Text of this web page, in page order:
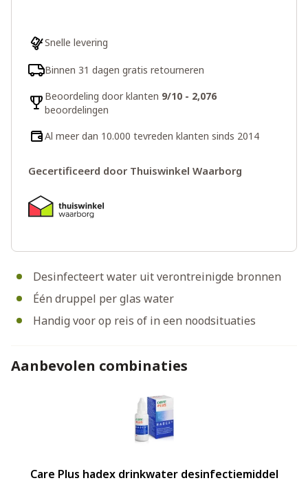
Desinfecteert water uit verontreinigde bronnen
Één druppel per glas water
Handig voor op reis of in een noodsituaties
Snelle levering
Binnen 31 dagen gratis retourneren
Beoordeling door klanten 9/10 - 2,076
beoordelingen
Al meer dan 10.000 tevreden klanten sinds 2014
Gecertificeerd door Thuiswinkel Waarborg
Aanbevolen combinaties
Care Plus hadex drinkwater desinfectiemiddel